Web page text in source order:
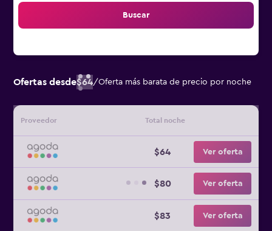
Buscar
Ofertas desde$64/Oferta más barata de precio por noche
Proveedor Total noche
$64 Ver oferta
$80 Ver oferta
$83 Ver oferta